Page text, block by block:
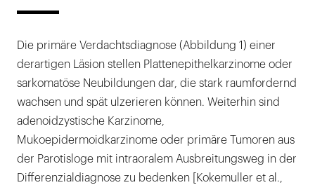
Die primäre Verdachtsdiagnose (Abbildung 1) einer
derartigen Läsion stellen Plattenepithelkarzinome oder
sarkomatöse Neubildungen dar, die stark raumfordernd
wachsen und spät ulzerieren können. Weiterhin sind
adenoidzystische Karzinome,
Mukoepidermoidkarzinome oder primäre Tumoren aus
der Parotisloge mit intraoralem Ausbreitungsweg in der
Differenzialdiagnose zu bedenken [Kokemuller et al.,